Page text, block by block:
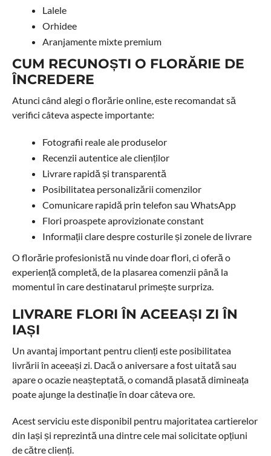
Lalele
Orhidee
Aranjamente mixte premium
CUM RECUNOȘTI O FLORĂRIE DE
ÎNCREDERE
Atunci când alegi o florărie online, este recomandat să
verifici câteva aspecte importante:
Fotografii reale ale produselor
Recenzii autentice ale clienților
Livrare rapidă și transparentă
Posibilitatea personalizării comenzilor
Comunicare rapidă prin telefon sau WhatsApp
Flori proaspete aprovizionate constant
Informații clare despre costurile și zonele de livrare
O florărie profesionistă nu vinde doar flori, ci oferă o
experiență completă, de la plasarea comenzii până la
momentul în care destinatarul primește surpriza.
LIVRARE FLORI ÎN ACEEAȘI ZI ÎN
IAȘI
Un avantaj important pentru clienți este posibilitatea
livrării în aceeași zi. Dacă o aniversare a fost uitată sau
apare o ocazie neașteptată, o comandă plasată dimineața
poate ajunge la destinație în doar câteva ore.
Acest serviciu este disponibil pentru majoritatea cartierelor
din Iași și reprezintă una dintre cele mai solicitate opțiuni
de către clienți.